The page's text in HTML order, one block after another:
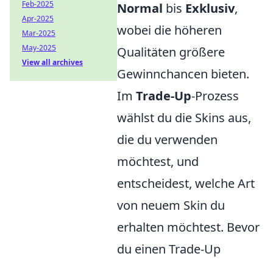
Normal bis Exklusiv,
wobei die höheren
Qualitäten größere
Gewinnchancen bieten.
Im Trade-Up-Prozess
wählst du die Skins aus,
die du verwenden
möchtest, und
entscheidest, welche Art
von neuem Skin du
erhalten möchtest. Bevor
du einen Trade-Up
Feb-2025
Apr-2025
Mar-2025
May-2025
View all archives